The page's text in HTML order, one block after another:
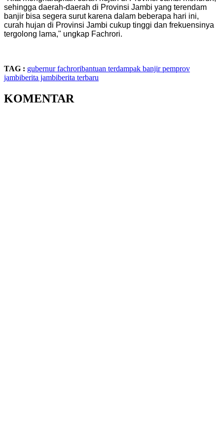
sehingga daerah-daerah di Provinsi Jambi yang terendam
banjir bisa segera surut karena dalam beberapa hari ini,
curah hujan di Provinsi Jambi cukup tinggi dan frekuensinya
tergolong lama," ungkap Fachrori.
TAG : gubernur fachroribantuan terdampak banjirpemprov
jambiberita jambiberita terbaru
KOMENTAR